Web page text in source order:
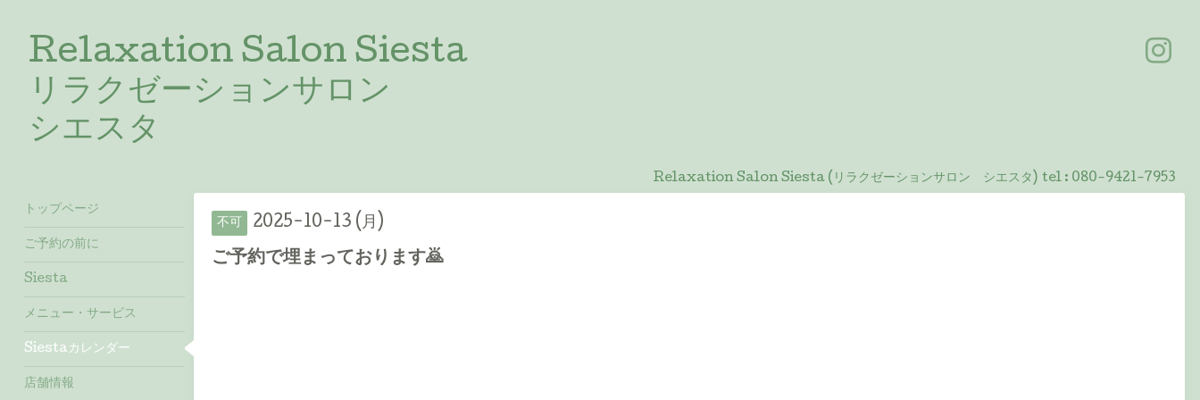
Relaxation Salon Siesta
リラクゼーションサロン
シエスタ
Relaxation Salon Siesta (リラクゼーションサロン シエスタ) tel : 080-9421-7953
不可 2025-10-13 (月)
ご予約で埋まっております🙇
トップページ
ご予約の前に
Siesta
メニュー・サービス
Siestaカレンダー
店舗情報